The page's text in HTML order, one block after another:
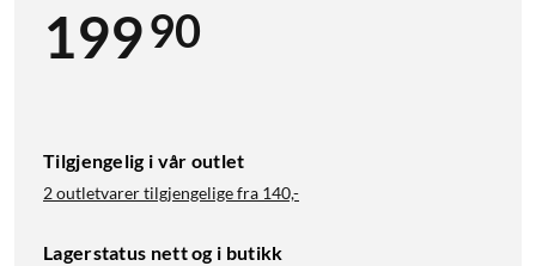
19990
Tilgjengelig i vår outlet
2 outletvarer tilgjengelige fra 140,-
Lagerstatus nett og i butikk